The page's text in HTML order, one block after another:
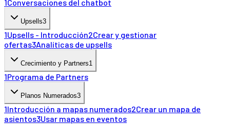
1Conversaciones del chatbot
Upsells3
1Upsells - Introducción2Crear y gestionar
ofertas3Analíticas de upsells
Crecimiento y Partners1
1Programa de Partners
Planos Numerados3
1Introducción a mapas numerados2Crear un mapa de
asientos3Usar mapas en eventos